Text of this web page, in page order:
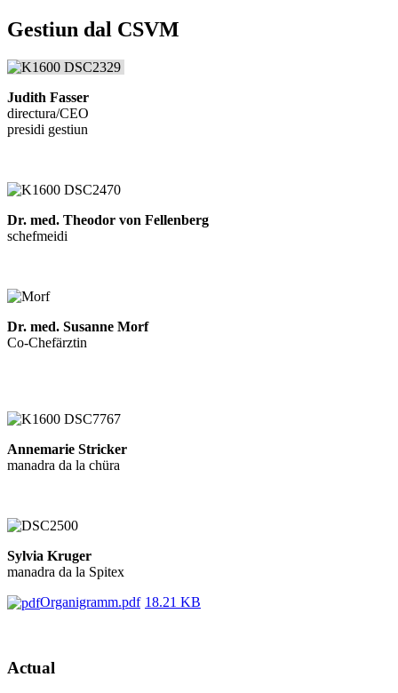
Gestiun dal CSVM
Judith Fasser
directura/CEO
presidi gestiun
Dr. med. Theodor von Fellenberg
schefmeidi
Dr. med. Susanne Morf
Co-Chefärztin
Annemarie Stricker
manadra da la chüra
Sylvia Kruger
manadra da la Spitex
Organigramm.pdf 18.21 KB
Actual